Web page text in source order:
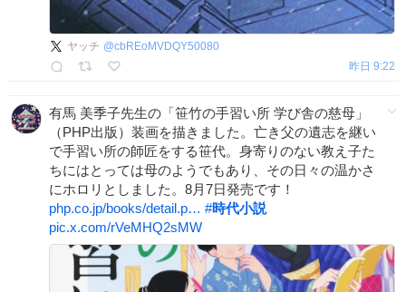
ヤッチ @cbREoMVDQY50080
昨日 9:22
有馬 美季子先生の「笹竹の手習い所 学び舎の慈母」
（PHP出版）装画を描きました。亡き父の遺志を継い
で手習い所の師匠をする笹代。身寄りのない教え子た
ちにはとっては母のようでもあり、その日々の温かさ
にホロリとしました。8月7日発売です！
php.co.jp/books/detail.p… #時代小説
pic.x.com/rVeMHQ2sMW